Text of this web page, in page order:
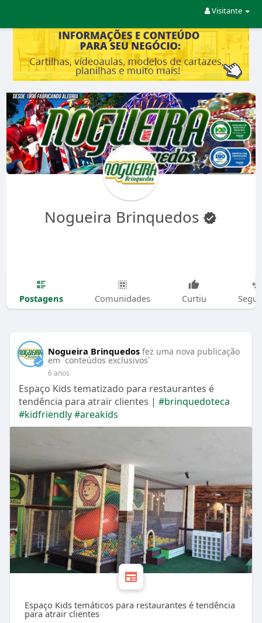
Visitante
Nogueira Brinquedos
Postagens Comunidades Curtiu
Nogueira Brinquedos fez uma nova publicação
em `conteúdos exclusivos`
6 anos
Espaço Kids tematizado para restaurantes é
tendência para atrair clientes | #brinquedoteca
#kidfriendly#areakids
Espaço Kids temáticos para restaurantes é tendência
para atrair clientes